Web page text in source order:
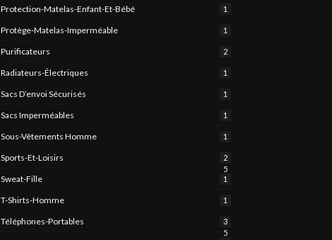
Protection-Matelas-Enfant-Et-Bébé 1
Protège-Matelas-Imperméable 1
Purificateurs 2
Radiateurs-Électriques 1
Sacs D’envoi Sécurisés 1
Sacs Imperméables 1
Sous-Vêtements Homme 1
Sports-Et-Loisirs
2
5
Sweat-Fille 1
T-Shirts-Homme 1
Téléphones-Portables
3
5